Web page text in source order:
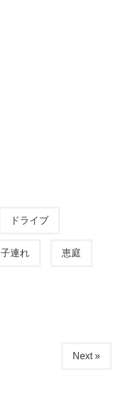
ドライブ
子連れ 恵庭
Next »